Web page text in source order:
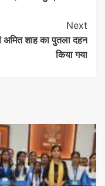
Next
अमित शाह का पुतला दहन
किया गया